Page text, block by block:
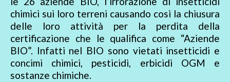
chimici sui loro terreni causando così la chiusura
delle loro attività per la perdita della
certificazione che le qualifica come “Aziende
BIO”. Infatti nel BIO sono vietati insetticidi e
concimi chimici, pesticidi, erbicidi OGM e
sostanze chimiche.